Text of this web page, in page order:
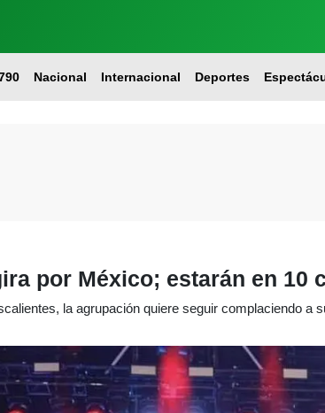
Nacional Internacional Deportes
por México; estarán en 10
la agrupación quiere seguir complaciendo a